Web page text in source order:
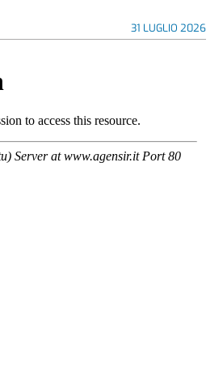
31 LUGLIO 2026